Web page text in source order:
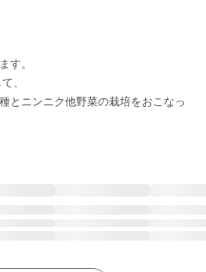
す。
、
とニンニク他野菜の栽培をおこなっ